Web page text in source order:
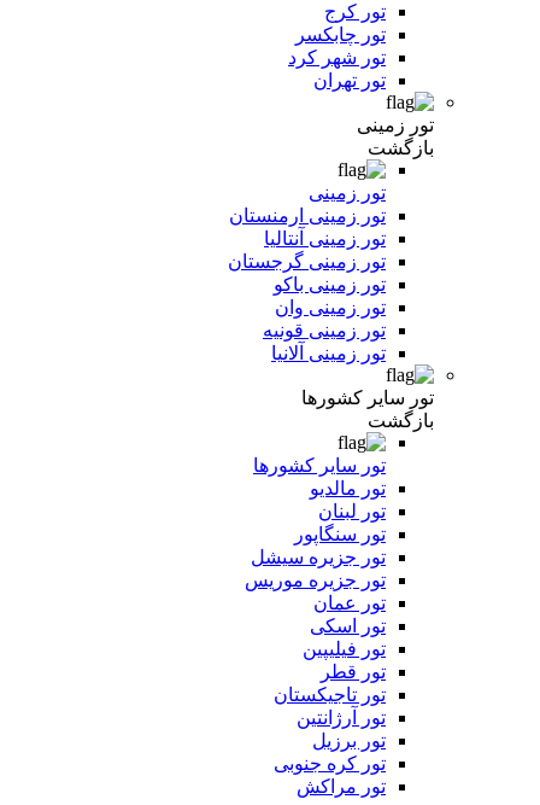
تور کرج
تور چابکسر
تور شهر کرد
تور تهران
تور زمینی
بازگشت
تور زمینی
تور زمینی ارمنستان
تور زمینی آنتالیا
تور زمینی گرجستان
تور زمینی باکو
تور زمینی وان
تور زمینی قونیه
تور زمینی آلانیا
تور سایر کشورها
بازگشت
تور سایر کشورها
تور مالدیو
تور لبنان
تور سنگاپور
تور جزیره سیشل
تور جزیره موریس
تور عمان
تور اسکی
تور فیلیپین
تور قطر
تور تاجیکستان
تور آرژانتین
تور برزیل
تور کره جنوبی
تور مراکش